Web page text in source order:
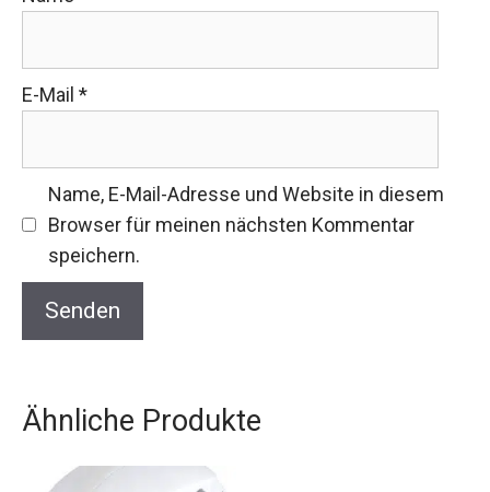
E-Mail *
Name, E-Mail-Adresse und Website in diesem
Browser für meinen nächsten Kommentar
speichern.
Ähnliche Produkte